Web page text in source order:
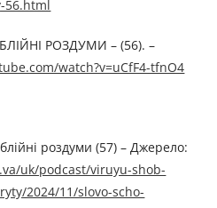
56.html
РОЗДУМИ – (56). –
watch?v=uCfF4-tfnO4
роздуми (57) – Джерелo:
uk/podcast/viruyu-shob-
2024/11/slovo-scho-